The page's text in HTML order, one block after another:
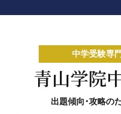
無料体験授業とは
短期フリープラン
中学受験専
青山学院
出題傾向・攻略の